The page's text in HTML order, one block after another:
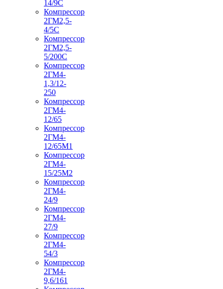
14/9С
Компрессор
2ГМ2,5-
4/5С
Компрессор
2ГМ2,5-
5/200С
Компрессор
2ГМ4-
1,3/12-
250
Компрессор
2ГМ4-
12/65
Компрессор
2ГМ4-
12/65М1
Компрессор
2ГМ4-
15/25М2
Компрессор
2ГМ4-
24/9
Компрессор
2ГМ4-
27/9
Компрессор
2ГМ4-
54/3
Компрессор
2ГМ4-
9,6/161